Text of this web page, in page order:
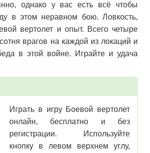
однако у вас есть всё чтобы
в этом неравном бою. Ловкость,
вертолет и опыт. Всего четыре
врагов на каждой из локаций и
в этой войне. Играйте и удача
Играть в игру Боевой вертолет
онлайн, бесплатно и без
регистрации. Используйте
кнопку в левом верхнем углу,